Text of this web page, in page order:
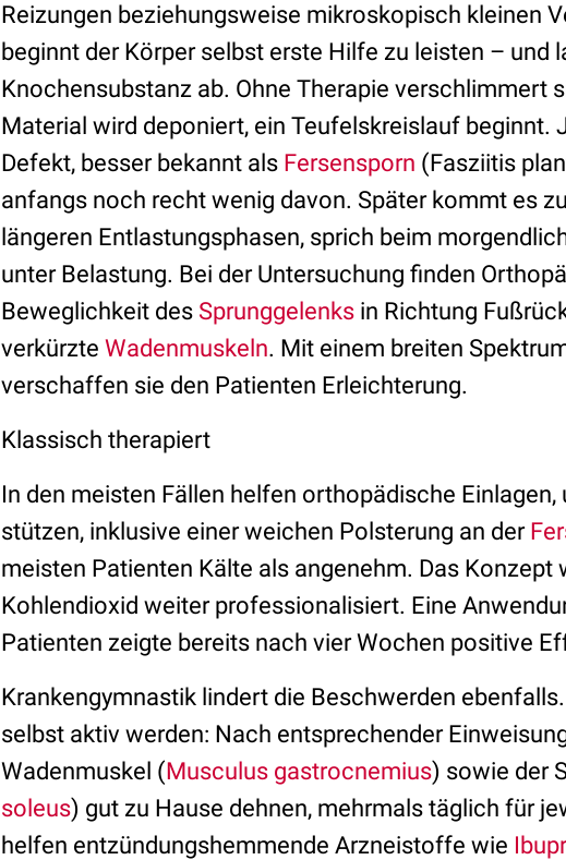
Reizungen beziehungsweise mikroskopisch kleinen
beginnt der Körper selbst erste Hilfe zu leisten – und
Knochensubstanz ab. Ohne Therapie verschlimmert
Material wird deponiert, ein Teufelskreislauf beginnt.
Defekt, besser bekannt als Fersensporn (Fasziitis
anfangs noch recht wenig davon. Später kommt es
längeren Entlastungsphasen, sprich beim
unter Belastung. Bei der Untersuchung finden
Beweglichkeit des Sprunggelenks in Richtung
verkürzte Wadenmuskeln. Mit einem breiten
verschaffen sie den Patienten Erleichterung.
Klassisch therapiert
In den meisten Fällen helfen orthopädische
stützen, inklusive einer weichen Polsterung an der
meisten Patienten Kälte als angenehm. Das Konzept
Kohlendioxid weiter professionalisiert. Eine
Patienten zeigte bereits nach vier Wochen positive
Krankengymnastik lindert die Beschwerden
selbst aktiv werden: Nach entsprechender
Wadenmuskel (Musculus gastrocnemius) sowie der
soleus) gut zu Hause dehnen, mehrmals täglich für
helfen entzündungshemmende Arzneistoffe wie